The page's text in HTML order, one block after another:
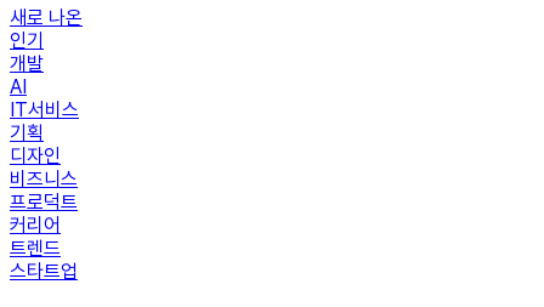
새로 나온
인기
개발
AI
IT서비스
기획
디자인
비즈니스
프로덕트
커리어
트렌드
스타트업